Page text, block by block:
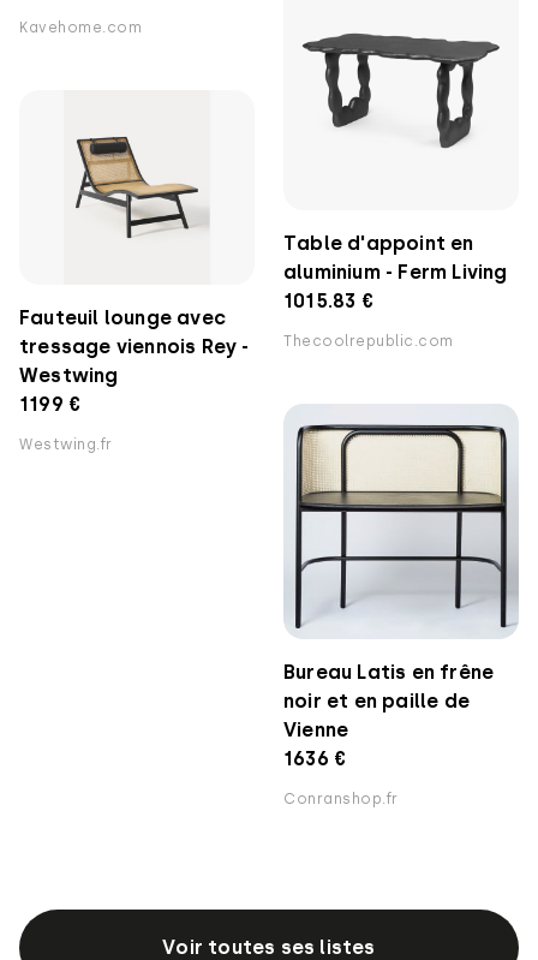
Kavehome.com
Table d'appoint en
aluminium - Ferm Living
1015.83 €
Thecoolrepublic.com
Fauteuil lounge avec
tressage viennois Rey -
Westwing
1199 €
Westwing.fr
Bureau Latis en frêne
noir et en paille de
Vienne
1636 €
Conranshop.fr
Voir toutes ses listes